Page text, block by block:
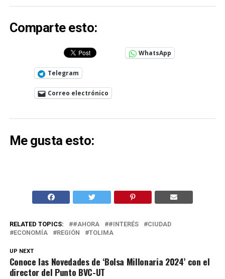
Comparte esto:
WhatsApp
Telegram
Correo electrónico
Me gusta esto:
RELATED TOPICS: #AHORA #INTERÉS
CIUDAD
ECONOMÍA
REGIÓN TOLIMA
UP NEXT
Conoce las Novedades de ‘Bolsa Millonaria 2024’ con el
director del Punto BVC-UT